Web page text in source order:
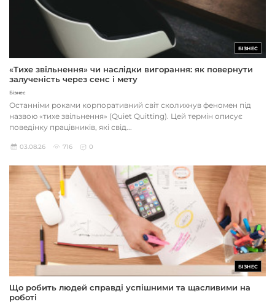
БІЗНЕС
«Тихе звільнення» чи наслідки вигорання: як повернути
залученість через сенс і мету
Бізнес
Останніми роками корпоративний світ сколихнув феномен під
назвою «тихе звільнення» (Quiet Quitting). Цей термін описує
поведінку працівників, які свід...
03.08.26 716 0
БІЗНЕС
Що робить людей справді успішними та щасливими на
роботі